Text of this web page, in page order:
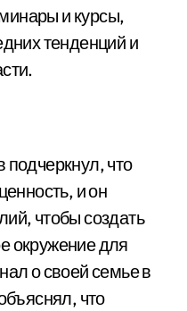
и курсы,
тенденций и
подчеркнул, что
и он
чтобы создать
окружение для
о своей семье в
что